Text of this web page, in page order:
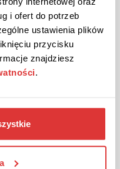
i ofert do potrzeb
ustawienia plików
przycisku
znajdziesz
.
audiobooków z
6